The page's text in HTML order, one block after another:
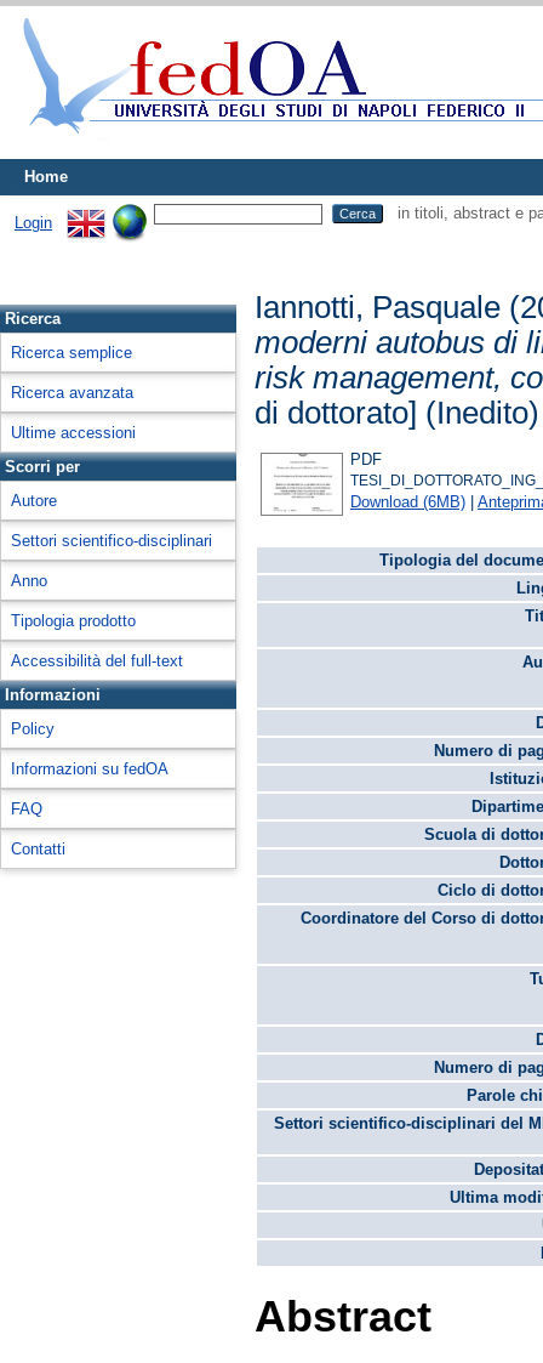
Home
Login
in titoli, abstract e
Ricerca
Ricerca semplice
Ricerca avanzata
Ultime accessioni
Scorri per
Autore
Settori scientifico-disciplinari
Anno
Tipologia prodotto
Accessibilità del full-text
Informazioni
Policy
Informazioni su fedOA
FAQ
Contatti
Iannotti, Pasquale
moderni autobus di
risk management,
di dottorato] (Inedito)
PDF
Download (6MB) |
Tipologia del
Numero di
Scuola di
Ciclo di
Coordinatore del Corso di
Numero di
Parole
Settori scientifico-disciplinari del
Ultima
Abstract